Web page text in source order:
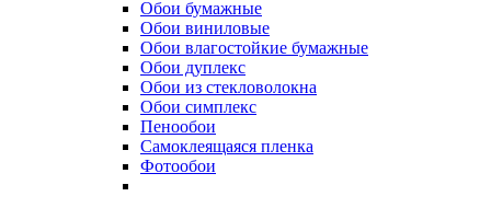
Обои бумажные
Обои виниловые
Обои влагостойкие бумажные
Обои дуплекс
Обои из стекловолокна
Обои симплекс
Пенообои
Самоклеящаяся пленка
Фотообои